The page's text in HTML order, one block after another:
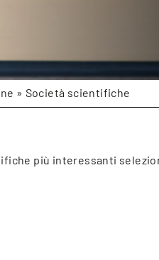
» Società scientifiche
più interessanti